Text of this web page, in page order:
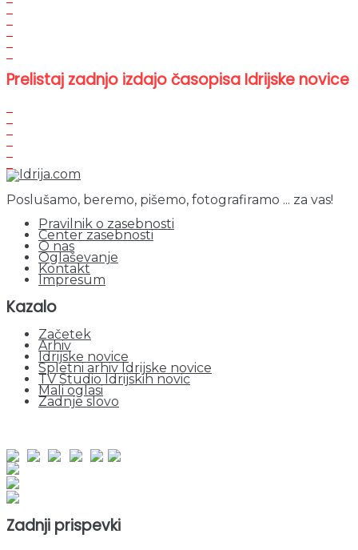
Prelistaj zadnjo izdajo časopisa Idrijske novice
Poslušamo, beremo, pišemo, fotografiramo ... za vas!
Pravilnik o zasebnosti
Center zasebnosti
O nas
Oglaševanje
Kontakt
Impresum
Kazalo
Začetek
Arhiv
Idrijske novice
Spletni arhiv Idrijske novice
TV Studio Idrijskih novic
Mali oglasi
Zadnje slovo
Zadnji prispevki